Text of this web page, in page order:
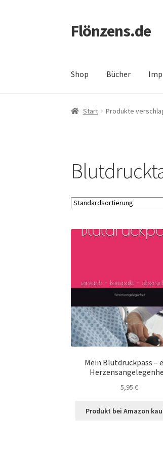
Zur
Navigation
Zum
Inhalt
Flönzens.de
Shop Bücher
Start AGB Beispiel-Seite
Start Produkte
Mein Blutdruckpass –
5,95€
Produkt bei Amazon